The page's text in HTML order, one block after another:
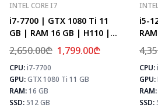
INTEL CORE I7
i7-7700 | GTX 1080 Ti 11
GB | RAM 16 GB | H110 |
SSD 512 GB
2,650.00₾ 1,799.00₾
CPU:i7-7700
GPU:GTX 1080 Ti 11 GB
RAM:16 GB
SSD:512 GB
⚡ MAX
CS2
PUBG
i5-
512
CPU:
GPU:
RAM:
SSD: